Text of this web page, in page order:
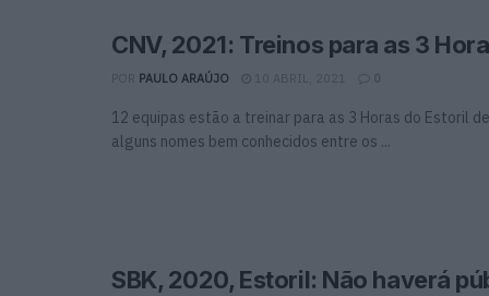
CNV, 2021: Treinos para as 3
PAULO ARAÚJO 10 ABRIL, 2021 0
12 equipas estão a treinar para as 3 Horas do Estoril
alguns nomes bem conhecidos entre os ...
SBK, 2020, Estoril: Não haverá